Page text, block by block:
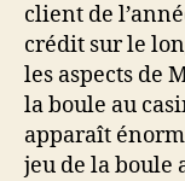
client de
crédit sur le
les aspects de
la boule au
apparaît
jeu de la boule